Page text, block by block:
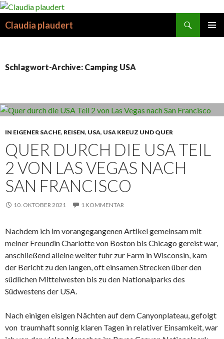
Claudia plaudert
Schlagwort-Archive: Camping USA
IN EIGENER SACHE, REISEN, USA, USA KREUZ UND QUER
QUER DURCH DIE USA TEIL
2 VON LAS VEGAS NACH
SAN FRANCISCO
10. OKTOBER 2021 1 KOMMENTAR
Nachdem ich im vorangegangenen Artikel gemeinsam mit
meiner Freundin Charlotte von Boston bis Chicago gereist war,
anschließend alleine weiter fuhr zur Farm in Wisconsin, kam
der Bericht zu den langen, oft einsamen Strecken über den
südlichen Mittelwesten bis zu den Nationalparks des
Südwestens der USA.
Nach einigen eisigen Nächten auf dem Canyonplateau, gefolgt
von traumhaft sonnig klaren Tagen in relativer Einsamkeit, war